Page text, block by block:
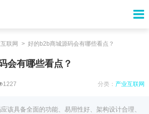
联网 好的b2b商城源码会有哪些看点？
会有哪些看点？
1227 分类： 产业互联网
该具备全面的功能、易用性好、架构设计合理、